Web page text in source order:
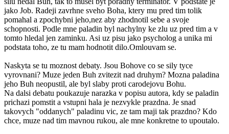
jako Job. Radeji zavrhne sveho Boha, ktery mu pred tim tolik
pomahal a zpochybni jeho,nez aby zhodnotil sebe a svoje
schopnosti. Podle mne paladin byl nachylny ke zlu uz pred tim a v
tomto hledal jen zaminku. Asi uz pisu jako psycholog a unika mi
podstata toho, ze tu mam hodnotit dilo.Omlouvam se.
Naskyta se tu moznost debaty. Jsou Bohove co se sily tyce
vyrovnani? Muze jeden Buh zvitezit nad druhym? Mozna paladina
jeho Buh neopustil, ale byl slaby proti carodejovu Bohu.
Na dalsi debatu poukazuje narazka v popisu autora, kdy se paladin
prichazi pomstit a vstupni hala je nezvykle prazdna. Je snad
takovych "oddanych" paladinu vic, ze tam maji tak prazdno? Kdo
chce, muze nad tim mavnou rukou, ale mne konkretne to upoutalo.